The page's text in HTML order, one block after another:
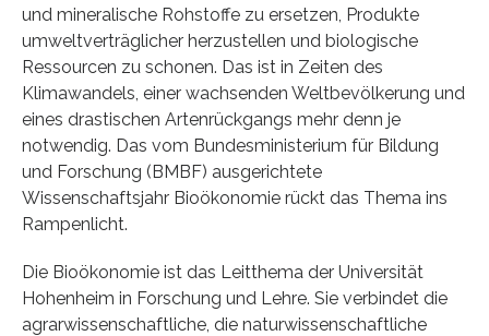
und mineralische Rohstoffe zu ersetzen, Produkte
umweltverträglicher herzustellen und biologische
Ressourcen zu schonen. Das ist in Zeiten des
Klimawandels, einer wachsenden Weltbevölkerung und
eines drastischen Artenrückgangs mehr denn je
notwendig. Das vom Bundesministerium für Bildung
und Forschung (BMBF) ausgerichtete
Wissenschaftsjahr Bioökonomie rückt das Thema ins
Rampenlicht.
Die Bioökonomie ist das Leitthema der Universität
Hohenheim in Forschung und Lehre. Sie verbindet die
agrarwissenschaftliche, die naturwissenschaftliche